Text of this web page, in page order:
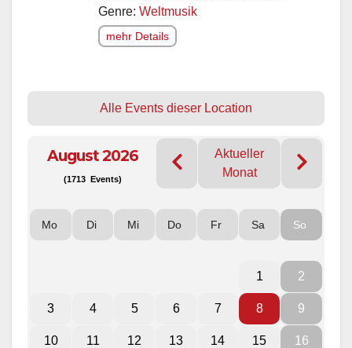
Genre: Weltmusik
mehr Details
Alle Events dieser Location
August 2026
(1713 Events)
Aktueller
Monat
Mo Di Mi Do Fr Sa So
1 2
3 4 5 6 7 8 9
10 11 12 13 14 15 16